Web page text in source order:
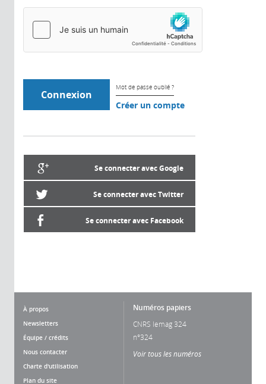
Mot de passe oublié ?
Créer un compte
Se connecter avec Google
Se connecter avec Twitter
Se connecter avec Facebook
À propos
Newsletters
Équipe / crédits
Nous contacter
Charte d'utilisation
Plan du site
Numéros papiers
CNRS lemag 324
n°324
Voir tous les numéros